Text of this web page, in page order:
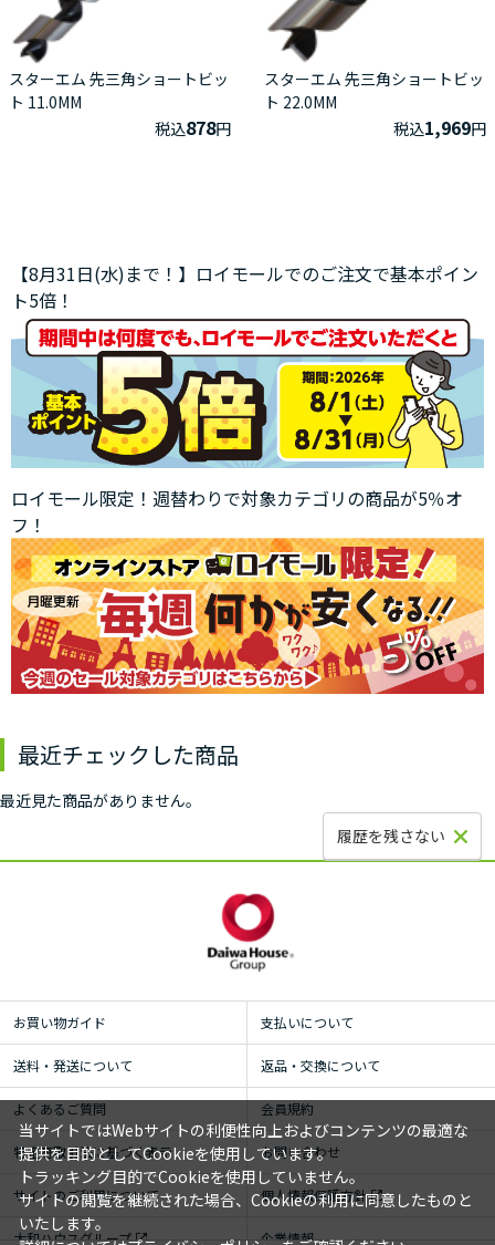
スターエム 先三角ショートビッ
ト 11.0MM
税込878円
スターエム 先三角ショートビッ
ト 22.0MM
税込1,969円
【8月31日(水)まで！】ロイモールでのご注文で基本ポイン
ト5倍！
ロイモール限定！週替わりで対象カテゴリの商品が5％オ
フ！
最近チェックした商品
最近見た商品がありません。
履歴を残さない
お買い物ガイド 支払いについて
送料・発送について 返品・交換について
よくあるご質問 会員規約
特定商取引法に基づく表示 お問い合わせ
サイトのご利用について 個人情報保護方針
大和ハウスグループ 企業情報
当サイトではWebサイトの利便性向上およびコンテンツの最適な
提供を目的としてCookieを使用しています。
トラッキング目的でCookieを使用していません。
サイトの閲覧を継続された場合、Cookieの利用に同意したものと
いたします。